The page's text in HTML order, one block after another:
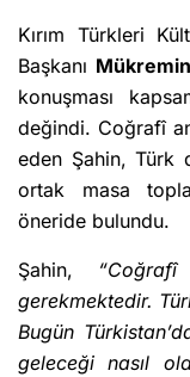
Kırım Türkleri
Başkanı
konuşması
değindi. Coğrafî
eden Şahin, Türk
ortak masa
öneride bulundu.
Şahin,
gerekmektedir.
Bugün
geleceği nasıl